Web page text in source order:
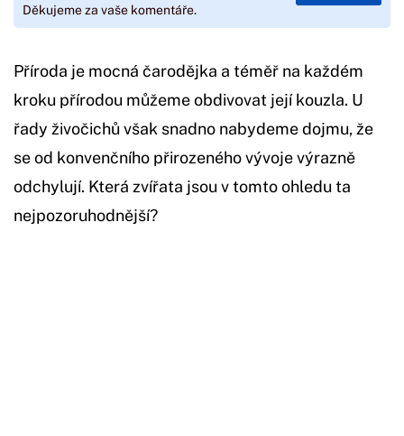
Děkujeme za vaše komentáře.
Příroda je mocná čarodějka a téměř na každém
kroku přírodou můžeme obdivovat její kouzla. U
řady živočichů však snadno nabydeme dojmu, že
se od konvenčního přirozeného vývoje výrazně
odchylují. Která zvířata jsou v tomto ohledu ta
nejpozoruhodnější?